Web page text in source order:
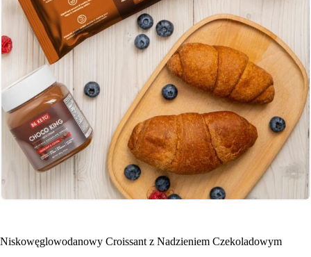
Niskowęglowodanowy Croissant z Nadzieniem Czekoladowym